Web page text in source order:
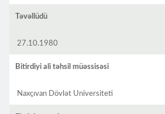
Təvəllüdü
27.10.1980
Bitirdiyi ali təhsil müəssisəsi
Naxçıvan Dövlət Universiteti